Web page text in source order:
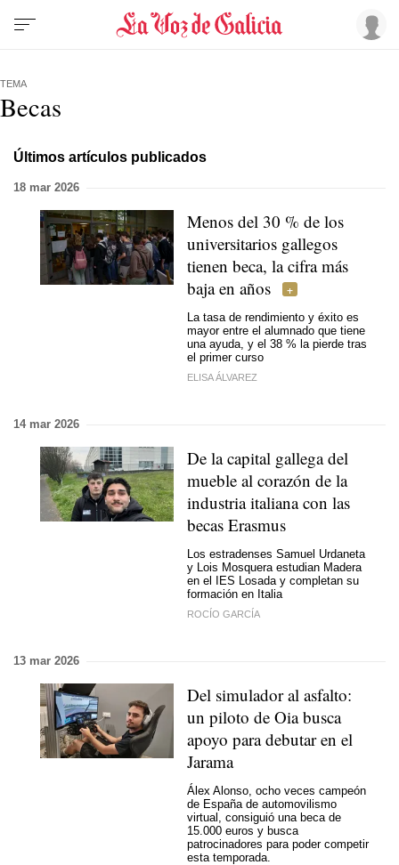
TEMA
Becas
Últimos artículos publicados
18 mar 2026
Menos del 30 % de los
universitarios gallegos
tienen beca, la cifra más
baja en años
La tasa de rendimiento y éxito es
mayor entre el alumnado que tiene
una ayuda, y el 38 % la pierde tras
el primer curso
ELISA ÁLVAREZ
14 mar 2026
De la capital gallega del
mueble al corazón de la
industria italiana con las
becas Erasmus
Los estradenses Samuel Urdaneta
y Lois Mosquera estudian Madera
en el IES Losada y completan su
formación en Italia
ROCÍO GARCÍA
13 mar 2026
Del simulador al asfalto:
un piloto de Oia busca
apoyo para debutar en el
Jarama
Álex Alonso, ocho veces campeón
de España de automovilismo
virtual, consiguió una beca de
15.000 euros y busca
patrocinadores para poder competir
esta temporada.